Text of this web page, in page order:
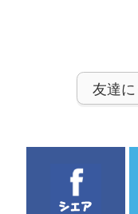
友達に